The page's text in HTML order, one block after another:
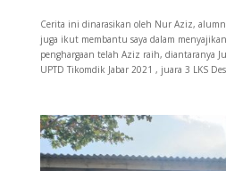
Cerita ini dinarasikan oleh Nur Aziz,
juga ikut membantu saya dalam
penghargaan telah Aziz raih, diantaranya
UPTD Tikomdik Jabar 2021 , juara 3 LKS